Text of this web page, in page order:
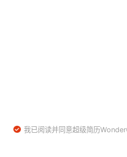
我已阅读并同意超级简历